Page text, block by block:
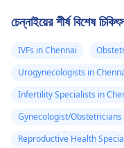
চেন্নাইয়ের শীর্ষ বিশেষ
IVFs in Chennai
Urogynecologists in
Infertility Specialists in
Gynecologist/Obstetricians
Reproductive Health